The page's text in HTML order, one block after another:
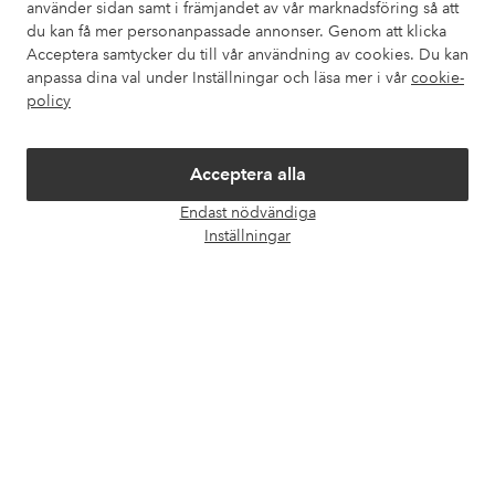
använder sidan samt i främjandet av vår marknadsföring så att
du kan få mer personanpassade annonser. Genom att klicka
Acceptera samtycker du till vår användning av cookies. Du kan
anpassa dina val under Inställningar och läsa mer i vår cookie-
policy
Acceptera alla
Endast nödvändiga
Inställningar
Våra tjänster
Villkor
Vänner